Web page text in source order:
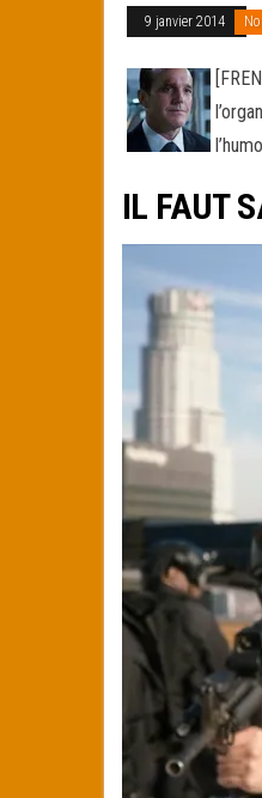
9 janvier 2014
IL FAUT